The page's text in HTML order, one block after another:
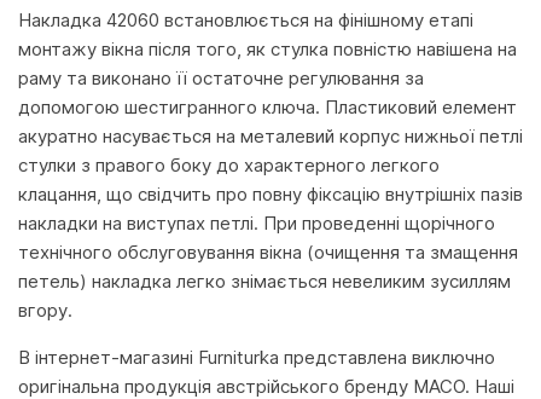
Накладка 42060 встановлюється на фінішному етапі
монтажу вікна після того, як стулка повністю навішена на
раму та виконано її остаточне регулювання за
допомогою шестигранного ключа. Пластиковий елемент
акуратно насувається на металевий корпус нижньої петлі
стулки з правого боку до характерного легкого
клацання, що свідчить про повну фіксацію внутрішніх пазів
накладки на виступах петлі. При проведенні щорічного
технічного обслуговування вікна (очищення та змащення
петель) накладка легко знімається невеликим зусиллям
вгору.
В інтернет-магазині Furniturka представлена виключно
оригінальна продукція австрійського бренду MACO. Наші